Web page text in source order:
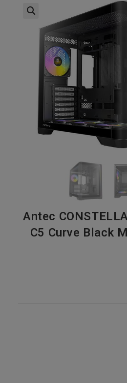
Antec
C5 Curve Black